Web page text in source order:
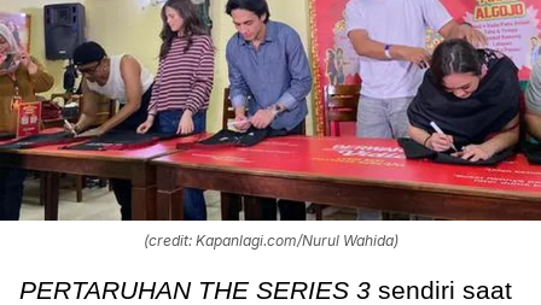
(credit: Kapanlagi.com/Nurul Wahida)
PERTARUHAN THE SERIES 3 sendiri saat